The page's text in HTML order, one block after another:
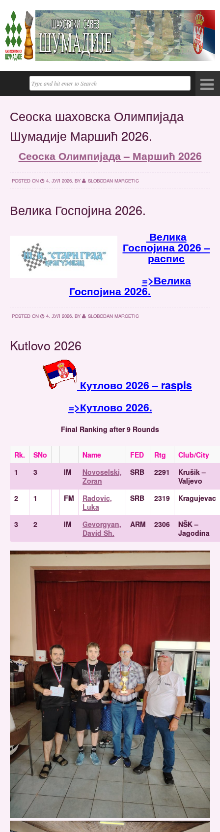
Сеоска шаховска Олимпијада
Шумадије Маршић 2026.
Сеоска Олимпијада – Маршић 2026
POSTED ON 4. ЈУЛ 2026. BY SLOBODAN MARCETIC
Велика Госпојина 2026.
Велика
Госпојина 2026 –
распис
=>Велика
Госпојина 2026.
POSTED ON 4. ЈУЛ 2026. BY SLOBODAN MARCETIC
Kutlovo 2026
Кутлово 2026 – raspis
=>Кутлово 2026.
Final Ranking after 9 Rounds
Rk. SNo Name FED Rtg
Club/City
1
3 IM
Novoselski,
Zoran
SRB 2291
Krušik –
Valjevo
2
1 FM
Radovic,
Luka
SRB 2319 Kragujevac
3 2 IM
Gevorgyan,
David Sh.
ARM 2306
NŠK –
Jagodina